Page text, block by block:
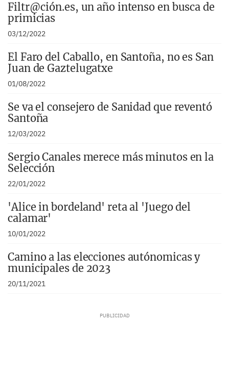
Filtr@ción.es, un año intenso en busca de
primicias
03/12/2022
El Faro del Caballo, en Santoña, no es San
Juan de Gaztelugatxe
01/08/2022
Se va el consejero de Sanidad que reventó
Santoña
12/03/2022
Sergio Canales merece más minutos en la
Selección
22/01/2022
'Alice in bordeland' reta al 'Juego del
calamar'
10/01/2022
Camino a las elecciones autónomicas y
municipales de 2023
20/11/2021